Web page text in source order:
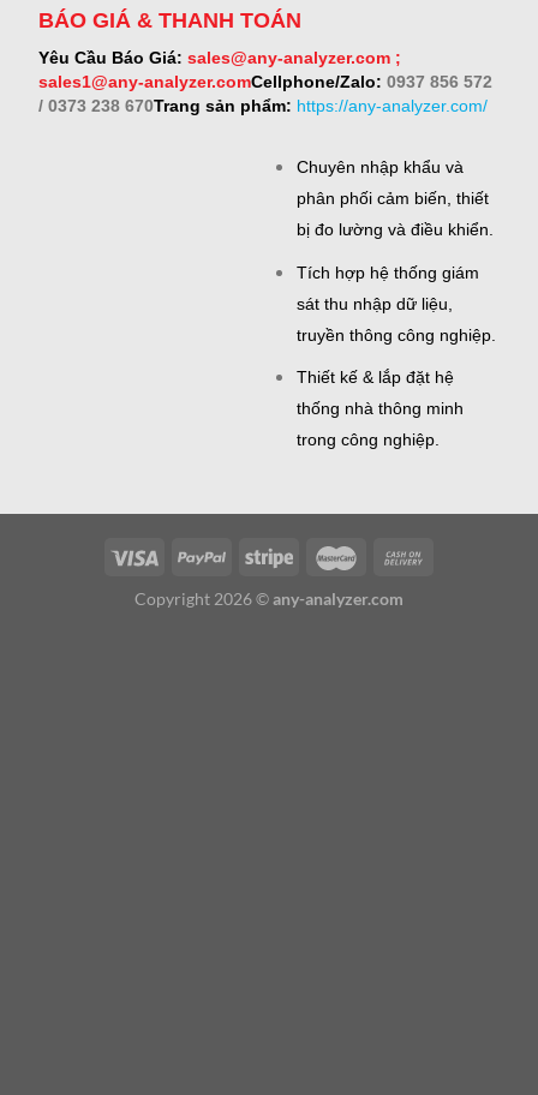
BÁO GIÁ & THANH TOÁN
Yêu Cầu Báo Giá: sales@any-analyzer.com ;
sales1@any-analyzer.comCellphone/Zalo: 0937 856 572
/ 0373 238 670Trang sản phẩm: https://any-analyzer.com/
Chuyên nhập khẩu và
phân phối cảm biến, thiết
bị đo lường và điều khiển.
Tích hợp hệ thống giám
sát thu nhập dữ liệu,
truyền thông công nghiệp.
Thiết kế & lắp đặt hệ
thống nhà thông minh
trong công nghiệp.
Copyright 2026 ©any-analyzer.com